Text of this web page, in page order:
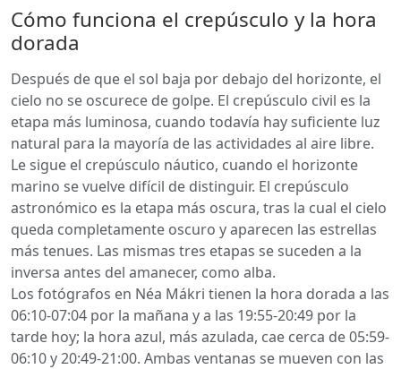
Cómo funciona el crepúsculo y la hora
dorada
Después de que el sol baja por debajo del horizonte, el
cielo no se oscurece de golpe. El crepúsculo civil es la
etapa más luminosa, cuando todavía hay suficiente luz
natural para la mayoría de las actividades al aire libre.
Le sigue el crepúsculo náutico, cuando el horizonte
marino se vuelve difícil de distinguir. El crepúsculo
astronómico es la etapa más oscura, tras la cual el cielo
queda completamente oscuro y aparecen las estrellas
más tenues. Las mismas tres etapas se suceden a la
inversa antes del amanecer, como alba.
Los fotógrafos en Néa Mákri tienen la hora dorada a las
06:10-07:04 por la mañana y a las 19:55-20:49 por la
tarde hoy; la hora azul, más azulada, cae cerca de 05:59-
06:10 y 20:49-21:00. Ambas ventanas se mueven con las